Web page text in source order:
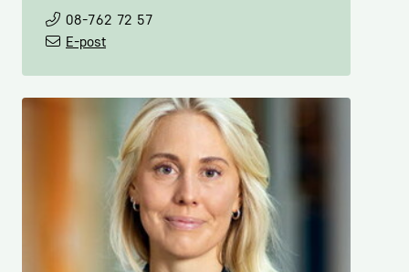
Lena-Liisa Tengblad
08-762 72 13
08-762 72 57
E-post